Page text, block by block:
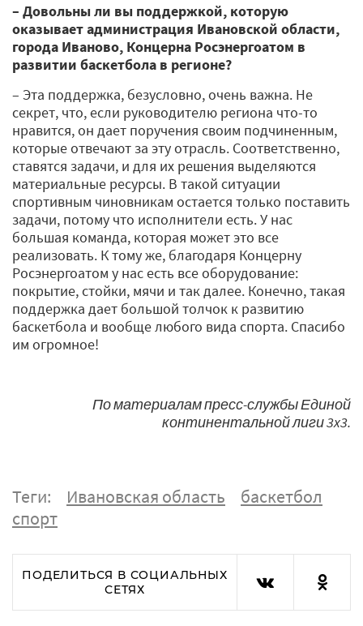
– Довольны ли вы поддержкой, которую
оказывает администрация Ивановской области,
города Иваново, Концерна Росэнергоатом в
развитии баскетбола в регионе?
– Эта поддержка, безусловно, очень важна. Не
секрет, что, если руководителю региона что-то
нравится, он дает поручения своим подчиненным,
которые отвечают за эту отрасль. Соответственно,
ставятся задачи, и для их решения выделяются
материальные ресурсы. В такой ситуации
спортивным чиновникам остается только поставить
задачи, потому что исполнители есть. У нас
большая команда, которая может это все
реализовать. К тому же, благодаря Концерну
Росэнергоатом у нас есть все оборудование:
покрытие, стойки, мячи и так далее. Конечно, такая
поддержка дает большой толчок к развитию
баскетбола и вообще любого вида спорта. Спасибо
им огромное!
По материалам пресс-службы Единой
континентальной лиги 3x3.
Теги: Ивановская область
баскетбол
спорт
ПОДЕЛИТЬСЯ В СОЦИАЛЬНЫХ
СЕТЯХ